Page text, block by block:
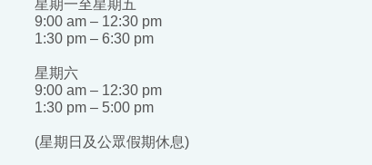
星期一至星期五
9:00 am – 12:30 pm
1:30 pm – 6:30 pm
星期六
9:00 am – 12:30 pm
1:30 pm – 5:00 pm
(星期日及公眾假期休息)